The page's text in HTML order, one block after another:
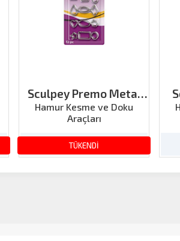
TÜKENDİ
Sculpey Premo Metal
Kesici 12 Parça
Geometril
Hamur Kesme ve Doku
Araçları
492.40 TL